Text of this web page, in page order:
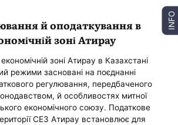
й оподаткування в
зоні Атирау
зоні Атирау в Казахстані
режими засновані на поєднанні
регулювання, передбаченого
й особливостях митної
економічного союзу. Податкове
СЕЗ Атирау встановлює для
INFO